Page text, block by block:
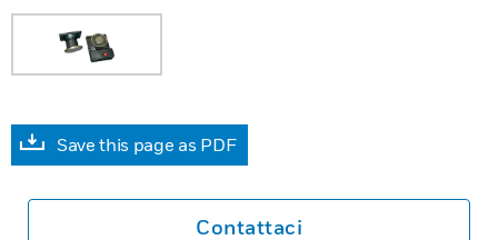
Save this page as PDF
Contattaci